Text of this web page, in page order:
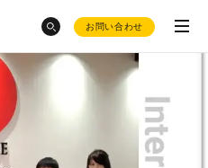
ウムベルト)
お問い合わせ
スから探す